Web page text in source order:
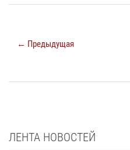
← Предыдущая
ЛЕНТА НОВОСТЕЙ